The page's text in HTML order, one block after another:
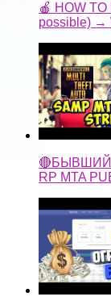
🍎 HOW
possible) →
🔴БЫВШИЙ
RP MTA